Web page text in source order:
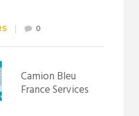
Lewarde, le 26
septembre !
0
Camion Bleu
France Services